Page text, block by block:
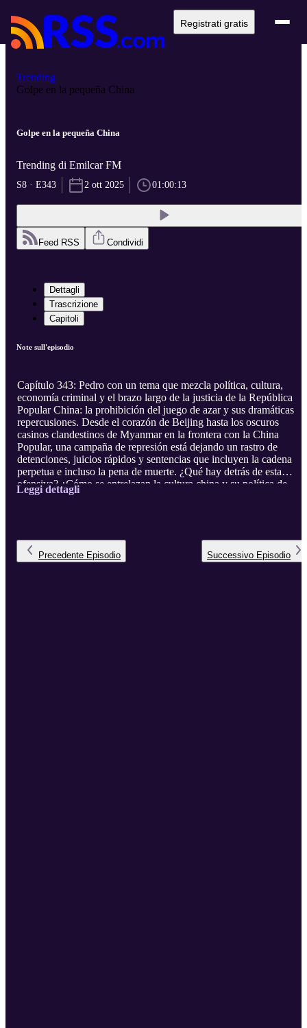
Registrati gratis
Trending
Golpe en la pequeña China
Golpe en la pequeña China
Trending di Emilcar FM
S8 · E343 2 ott 2025 01:00:13
Feed RSS Condividi
Dettagli
Trascrizione
Capitoli
Note sull'episodio
Capítulo 343: Pedro con un tema que mezcla política, cultura,
economía criminal y el brazo largo de la justicia de la República
Popular China: la prohibición del juego de azar y sus dramáticas
repercusiones. Desde el corazón de Beijing hasta los oscuros
casinos clandestinos de Myanmar en la frontera con la China
Popular, una campaña de represión está dejando un rastro de
detenciones, juicios rápidos y sentencias que incluyen la cadena
perpetua e incluso la pena de muerte. ¿Qué hay detrás de esta
ofensiva? ¿Cómo se entrelazan la cultura china y su política de
"tolerancia cero" con la situación en el sudeste asiático? Manuel se
tema de las ayudas sociales con c ...
Leggi dettagli
Precedente Episodio Successivo Episodio